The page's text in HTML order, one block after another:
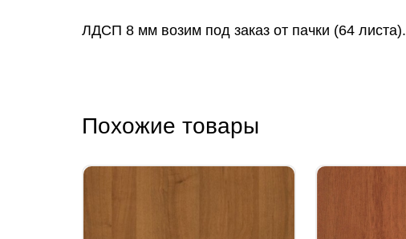
ЛДСП 8 мм возим под заказ от пачки (64 листа).
Похожие товары